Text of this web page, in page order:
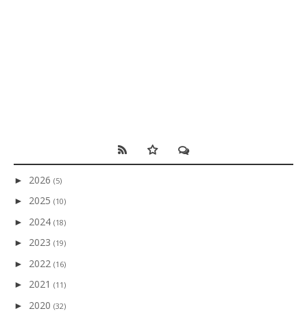
► 2026 (5)
► 2025 (10)
► 2024 (18)
► 2023 (19)
► 2022 (16)
► 2021 (11)
► 2020 (32)